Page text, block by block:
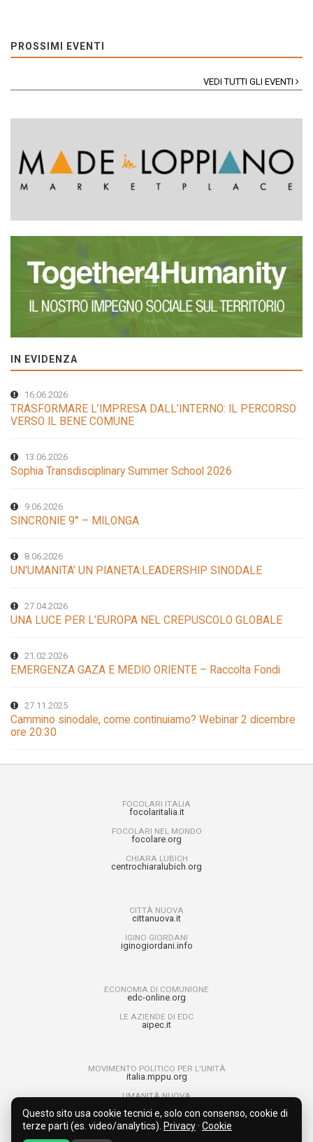
PROSSIMI EVENTI
VEDI TUTTI GLI EVENTI
IN EVIDENZA
16.06.2026
TRASFORMARE L’IMPRESA DALL’INTERNO: IL PERCORSO
VERSO IL BENE COMUNE
13.06.2026
Sophia Transdisciplinary Summer School 2026
9.06.2026
SINCRONIE 9° – MILONGA
8.06.2026
UN’UMANITA’ UN PIANETA:LEADERSHIP SINODALE
27.04.2026
UNA LUCE PER L’EUROPA NEL CREPUSCOLO GLOBALE
21.02.2026
EMERGENZA GAZA E MEDIO ORIENTE – Raccolta Fondi
27.11.2025
Cammino sinodale, come continuiamo? Webinar 2 dicembre
ore 20:30
FOCOLARI ITALIA
focolaritalia.it
FOCOLARI NEL MONDO
focolare.org
CHIARA LUBICH
centrochiaralubich.org
CITTÀ NUOVA
cittanuova.it
IGINO GIORDANI
iginogiordani.info
ECONOMIA DI COMUNIONE
edc-online.org
LE AZIENDE DI EDC
aipec.it
MOVIMENTO POLITICO PER L'UNITÀ
italia.mppu.org
UMANITÀ NUOVA
RAGAZZI PER L’UNITÀ
run4unity.net
Questo sito usa cookie tecnici e, solo con consenso, cookie di
terze parti (es. video/analytics). Privacy· Cookie